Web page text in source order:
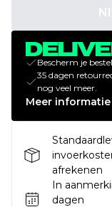
Bescherm je
35 dagen
nog veel meer.
Meer informatie
afrekenen
In
dagen